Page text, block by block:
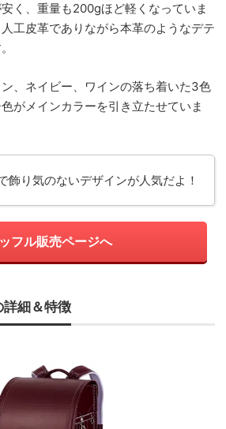
く、重量も200gほど軽くなっていま
工皮革でありながら本革のようなデテ
、ネイビー、ワインの落ち着いた3色
がメインカラーを引き立たせていま
飾り気のないデザインが人気だよ！
フル販売ページへ
詳細＆特徴